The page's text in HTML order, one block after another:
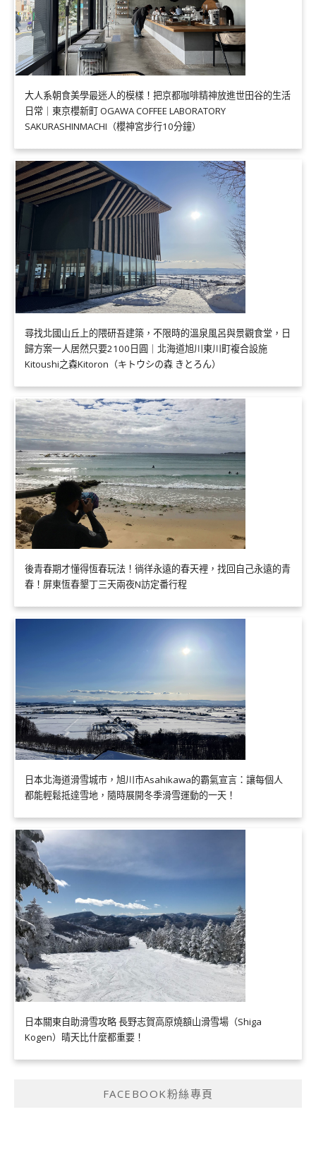
大人系朝食美學最迷人的模樣！把京都咖啡精神放進世田谷的生活
日常｜東京櫻新町 OGAWA COFFEE LABORATORY
SAKURASHINMACHI（櫻神宮步行10分鐘）
尋找北國山丘上的隈研吾建築，不限時的溫泉風呂與景觀食堂，日
歸方案一人居然只要2100日圓｜北海道旭川東川町複合設施
Kitoushi之森Kitoron（キトウシの森 きとろん）
後青春期才懂得恆春玩法！徜徉永遠的春天裡，找回自己永遠的青
春！屏東恆春墾丁三天兩夜N訪定番行程
日本北海道滑雪城市，旭川市Asahikawa的霸氣宣言：讓每個人
都能輕鬆抵達雪地，隨時展開冬季滑雪運動的一天！
日本關東自助滑雪攻略 長野志賀高原燒額山滑雪場（Shiga
Kogen）晴天比什麼都重要！
FACEBOOK粉絲專頁